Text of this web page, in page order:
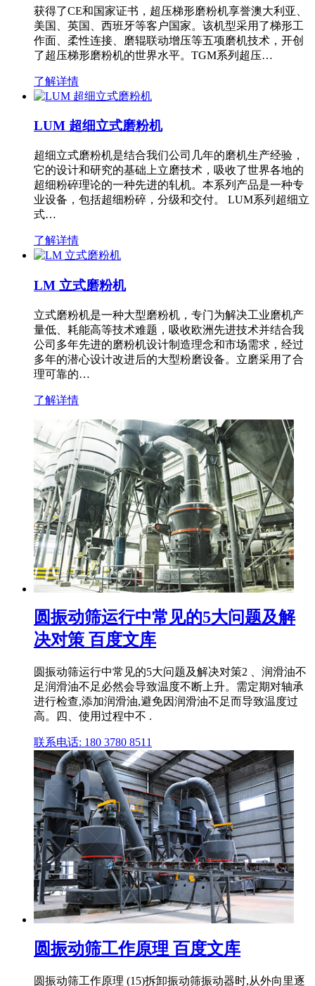
获得了CE和国家证书，超压梯形磨粉机享誉澳大利亚、
美国、英国、西班牙等客户国家。该机型采用了梯形工
作面、柔性连接、磨辊联动增压等五项磨机技术，开创
了超压梯形磨粉机的世界水平。TGM系列超压…
了解详情
LUM 超细立式磨粉机
超细立式磨粉机是结合我们公司几年的磨机生产经验，
它的设计和研究的基础上立磨技术，吸收了世界各地的
超细粉碎理论的一种先进的轧机。本系列产品是一种专
业设备，包括超细粉碎，分级和交付。 LUM系列超细立
式…
了解详情
LM 立式磨粉机
立式磨粉机是一种大型磨粉机，专门为解决工业磨机产
量低、耗能高等技术难题，吸收欧洲先进技术并结合我
公司多年先进的磨粉机设计制造理念和市场需求，经过
多年的潜心设计改进后的大型粉磨设备。立磨采用了合
理可靠的…
了解详情
圆振动筛运行中常见的5大问题及解
决对策 百度文库
圆振动筛运行中常见的5大问题及解决对策2 、润滑油不
足润滑油不足必然会导致温度不断上升。需定期对轴承
进行检查,添加润滑油,避免因润滑油不足而导致温度过
高。四、使用过程中不 .
联系电话: 180 3780 8511
圆振动筛工作原理 百度文库
圆振动筛工作原理 (15)拆卸振动筛振动器时,从外向里逐